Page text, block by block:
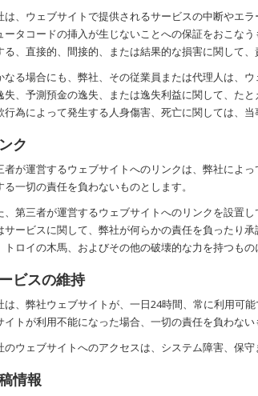
は、ウェブサイトで提供されるサービスの中断やエ
ータコードの挿入が生じないことへの保証をおこな
る、直接的、間接的、または結果的な損害に関して、
なる場合にも、弊社、その従業員または代理人は、
失、予測預金の逸失、または逸失利益に関して、た
行為によって発生する人身傷害、死亡に関しては、
ク
者が運営するウェブサイトへのリンクは、弊社によ
る一切の責任を負わないものとします。
、第三者が運営するウェブサイトへのリンクを設置
サービスに関して、弊社が何らかの責任を負ったり
トロイの木馬、およびその他の破壊的な力を持つも
ビスの維持
は、弊社ウェブサイトが、一日24時間、常に利用可
イトが利用不能になった場合、一切の責任を負わない
のウェブサイトへのアクセスは、システム障害、保
情報